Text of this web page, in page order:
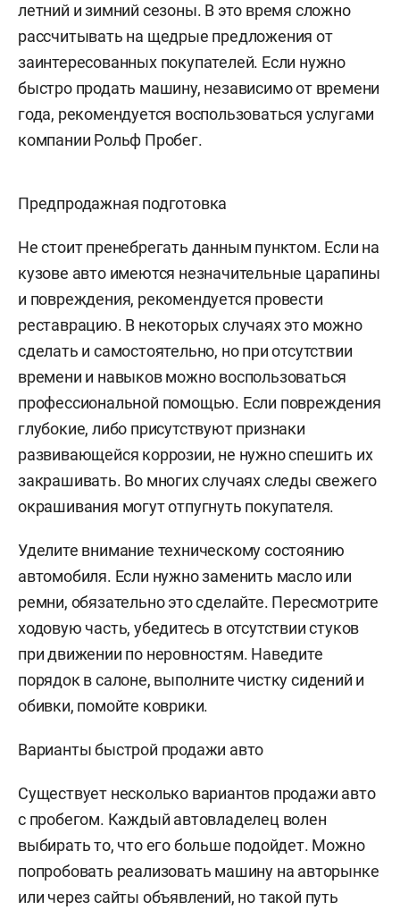
летний и зимний сезоны. В это время сложно
рассчитывать на щедрые предложения от
заинтересованных покупателей. Если нужно
быстро продать машину, независимо от времени
года, рекомендуется воспользоваться услугами
компании Рольф Пробег.
Предпродажная подготовка
Не стоит пренебрегать данным пунктом. Если на
кузове авто имеются незначительные царапины
и повреждения, рекомендуется провести
реставрацию. В некоторых случаях это можно
сделать и самостоятельно, но при отсутствии
времени и навыков можно воспользоваться
профессиональной помощью. Если повреждения
глубокие, либо присутствуют признаки
развивающейся коррозии, не нужно спешить их
закрашивать. Во многих случаях следы свежего
окрашивания могут отпугнуть покупателя.
Уделите внимание техническому состоянию
автомобиля. Если нужно заменить масло или
ремни, обязательно это сделайте. Пересмотрите
ходовую часть, убедитесь в отсутствии стуков
при движении по неровностям. Наведите
порядок в салоне, выполните чистку сидений и
обивки, помойте коврики.
Варианты быстрой продажи авто
Существует несколько вариантов продажи авто
с пробегом. Каждый автовладелец волен
выбирать то, что его больше подойдет. Можно
попробовать реализовать машину на авторынке
или через сайты объявлений, но такой путь